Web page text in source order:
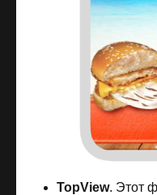
TopView. Этот